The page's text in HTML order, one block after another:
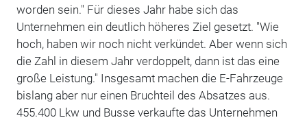
worden sein." Für dieses Jahr habe sich das
Unternehmen ein deutlich höheres Ziel gesetzt. "Wie
hoch, haben wir noch nicht verkündet. Aber wenn sich
die Zahl in diesem Jahr verdoppelt, dann ist das eine
große Leistung." Insgesamt machen die E-Fahrzeuge
bislang aber nur einen Bruchteil des Absatzes aus.
455.400 Lkw und Busse verkaufte das Unternehmen